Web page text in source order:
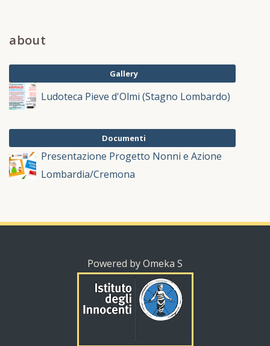
about
Gallery
Ludoteca Pieve d'Olmi (Stagno Lombardo)
Documenti
Presentazione Progetto Nonni e Azione
Lombardia/Cremona
Powered by Omeka S